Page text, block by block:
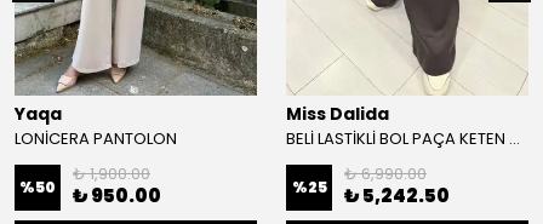
Yaqa
LONİCERA PANTOLON
%50
₺ 1,900.00
₺ 950.00
Miss Dalida
BELİ LASTİKLİ BOL PAÇA KETEN PANTOLON
%25
₺ 6,990.00
₺ 5,242.50